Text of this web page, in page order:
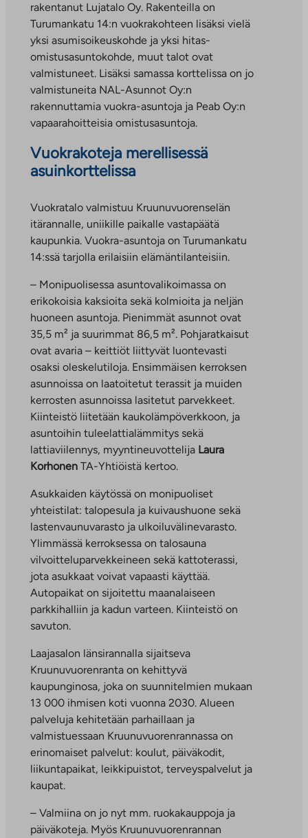
rakentanut Lujatalo Oy. Rakenteilla on
Turumankatu 14:n vuokrakohteen lisäksi vielä
yksi asumisoikeuskohde ja yksi hitas-
omistusasuntokohde, muut talot ovat
valmistuneet. Lisäksi samassa korttelissa on jo
valmistuneita NAL-Asunnot Oy:n
rakennuttamia vuokra-asuntoja ja Peab Oy:n
vapaarahoitteisia omistusasuntoja.
Vuokrakoteja merellisessä
asuinkorttelissa
Vuokratalo valmistuu Kruunuvuorenselän
itärannalle, uniikille paikalle vastapäätä
kaupunkia. Vuokra-asuntoja on Turumankatu
14:ssä tarjolla erilaisiin elämäntilanteisiin.
– Monipuolisessa asuntovalikoimassa on
erikokoisia kaksioita sekä kolmioita ja neljän
huoneen asuntoja. Pienimmät asunnot ovat
35,5 m² ja suurimmat 86,5 m². Pohjaratkaisut
ovat avaria – keittiöt liittyvät luontevasti
osaksi oleskelutiloja. Ensimmäisen kerroksen
asunnoissa on laatoitetut terassit ja muiden
kerrosten asunnoissa lasitetut parvekkeet.
Kiinteistö liitetään kaukolämpöverkkoon, ja
asuntoihin tuleelattialämmitys sekä
lattiaviilennys, myyntineuvottelija Laura
Korhonen TA-Yhtiöistä kertoo.
Asukkaiden käytössä on monipuoliset
yhteistilat: talopesula ja kuivaushuone sekä
lastenvaunuvarasto ja ulkoiluvälinevarasto.
Ylimmässä kerroksessa on talosauna
vilvoitteluparvekkeineen sekä kattoterassi,
jota asukkaat voivat vapaasti käyttää.
Autopaikat on sijoitettu maanalaiseen
parkkihalliin ja kadun varteen. Kiinteistö on
savuton.
Laajasalon länsirannalla sijaitseva
Kruunuvuorenranta on kehittyvä
kaupunginosa, joka on suunnitelmien mukaan
13 000 ihmisen koti vuonna 2030. Alueen
palveluja kehitetään parhaillaan ja
valmistuessaan Kruunuvuorenrannassa on
erinomaiset palvelut: koulut, päiväkodit,
liikuntapaikat, leikkipuistot, terveyspalvelut ja
kaupat.
– Valmiina on jo nyt mm. ruokakauppoja ja
päiväkoteja. Myös Kruunuvuorenrannan